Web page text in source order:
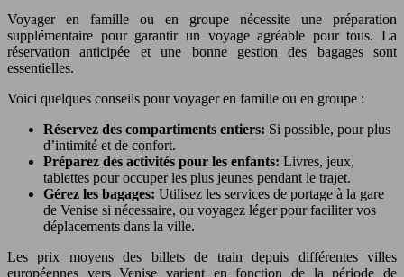
Voyager en famille ou en groupe nécessite une préparation
supplémentaire pour garantir un voyage agréable pour tous. La
réservation anticipée et une bonne gestion des bagages sont
essentielles.
Voici quelques conseils pour voyager en famille ou en groupe :
Réservez des compartiments entiers: Si possible, pour plus
d’intimité et de confort.
Préparez des activités pour les enfants: Livres, jeux,
tablettes pour occuper les plus jeunes pendant le trajet.
Gérez les bagages: Utilisez les services de portage à la gare
de Venise si nécessaire, ou voyagez léger pour faciliter vos
déplacements dans la ville.
Les prix moyens des billets de train depuis différentes villes
européennes vers Venise varient en fonction de la période de